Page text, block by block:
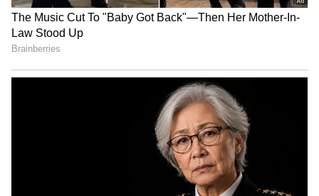
ಇತ್ತ ಬ್ರಿಟನ್‌ಗೆ ರಾಜಾಶ್ರಯ ಬೇಡಿ ಹೋಗುವುದಾಗಿ ಹೇಳಿ
ಭಾರತಕ್ಕೆ ಆಗಮಿಸಿರುವ ಶೇಕ್ ಹಸೀನಾ ಈಗ
ಹಸೀನಾ ಇತ್ತ ಆಗಮಿಸುತ್ತಿದ್ದಂತೆ ಮತಾಂಧರು ದೇಶದಲ್ಲಿ
ಹಿಂದೂ ಸಮುದಾಯದ ಮೇಲೆ ದಾಳಿ ನಡೆಸಿದ್ದು, ಅವರ
ಧಾರ್ಮಿಕ ಕೇಂದ್ರಗಳು ದೇವಾಲಯಗಳ ಮೇಲೆ ದಾಳಿ ನಡೆಸಿ
ಕ್ರೌರ್ಯ ಮೆರೆದಿದ್ದಾರೆ. ಇದರಿಂದ ಬಾಂಗ್ಲಾದಲ್ಲಿರುವ ಹಿಂದೂ
ಸಮುದಾಯ ತೀವ್ರ ಆತಂಕದಲ್ಲಿದೆ.